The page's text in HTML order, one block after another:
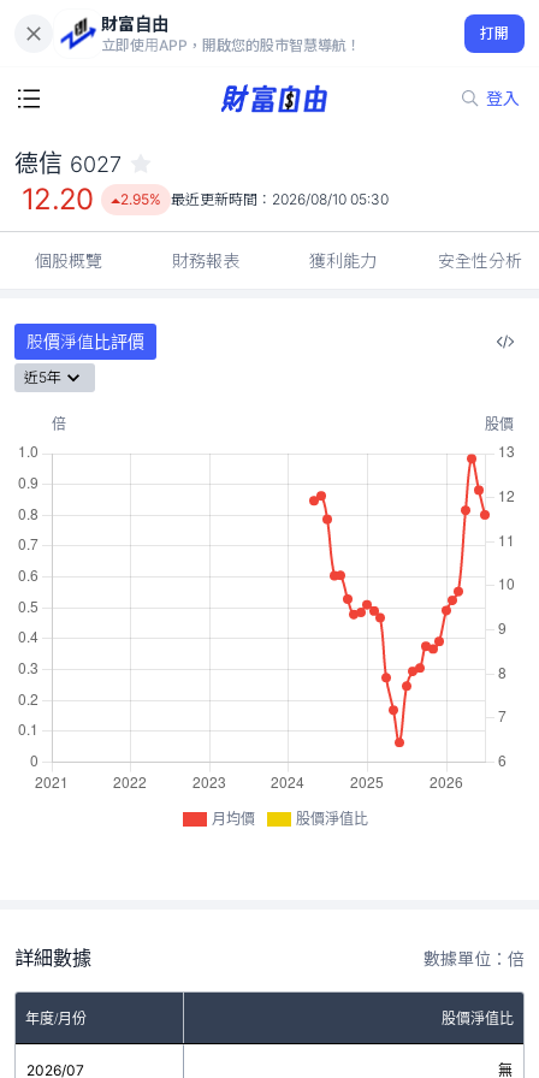
財富自由
立即使用APP，開啟您的股市智慧導航！
打開
登入
12.20
2.95%
德信 6027
12.20 2.95% 最近更新時間： 2026/08/10 05:30
個股概覽 財務報表 獲利能力 安全性分析
股價淨值比評價
近5年
月均價 股價淨值比
詳細數據 數據單位：倍
年度/月份 股價淨值比
2026/07 無